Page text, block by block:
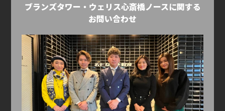
ブランズタワー・ウェリス心斎橋ノースに関する
お問い合わせ